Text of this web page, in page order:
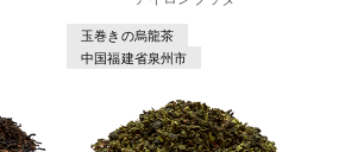
玉巻きの烏龍茶
中国福建省泉州市